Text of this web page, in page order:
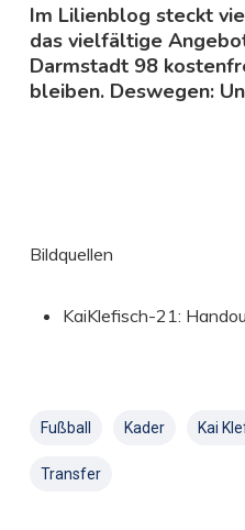
Im Lilienblog steckt
das vielfältige
Darmstadt 98
bleiben. Deswegen:
Bildquellen
KaiKlefisch-21:
Fußball Kader Kai
Transfer